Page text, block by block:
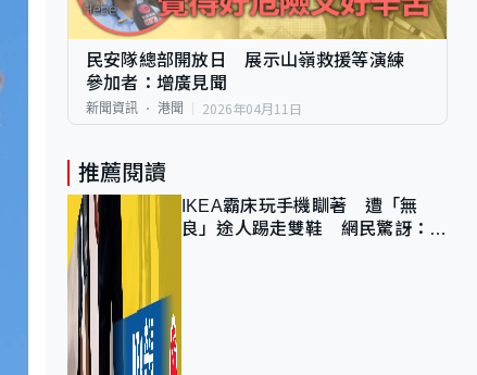
民安隊總部開放日 展示山嶺救援等演練
參加者：增廣見聞
新聞資訊 港聞 2026年04月11日
推薦閱讀
IKEA霸床玩手機瞓著 遭「無
良」途人踢走雙鞋 網民驚訝：冇